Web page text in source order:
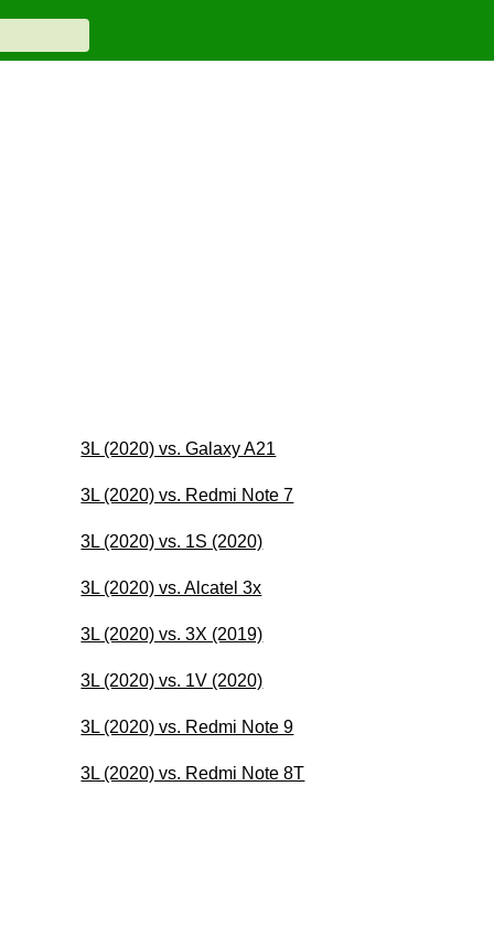
3L (2020) vs. Galaxy A21
3L (2020) vs. Redmi Note 7
3L (2020) vs. 1S (2020)
3L (2020) vs. Alcatel 3x
3L (2020) vs. 3X (2019)
3L (2020) vs. 1V (2020)
3L (2020) vs. Redmi Note 9
3L (2020) vs. Redmi Note 8T